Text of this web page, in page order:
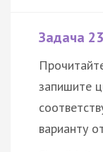
Задача
запишите
варианту